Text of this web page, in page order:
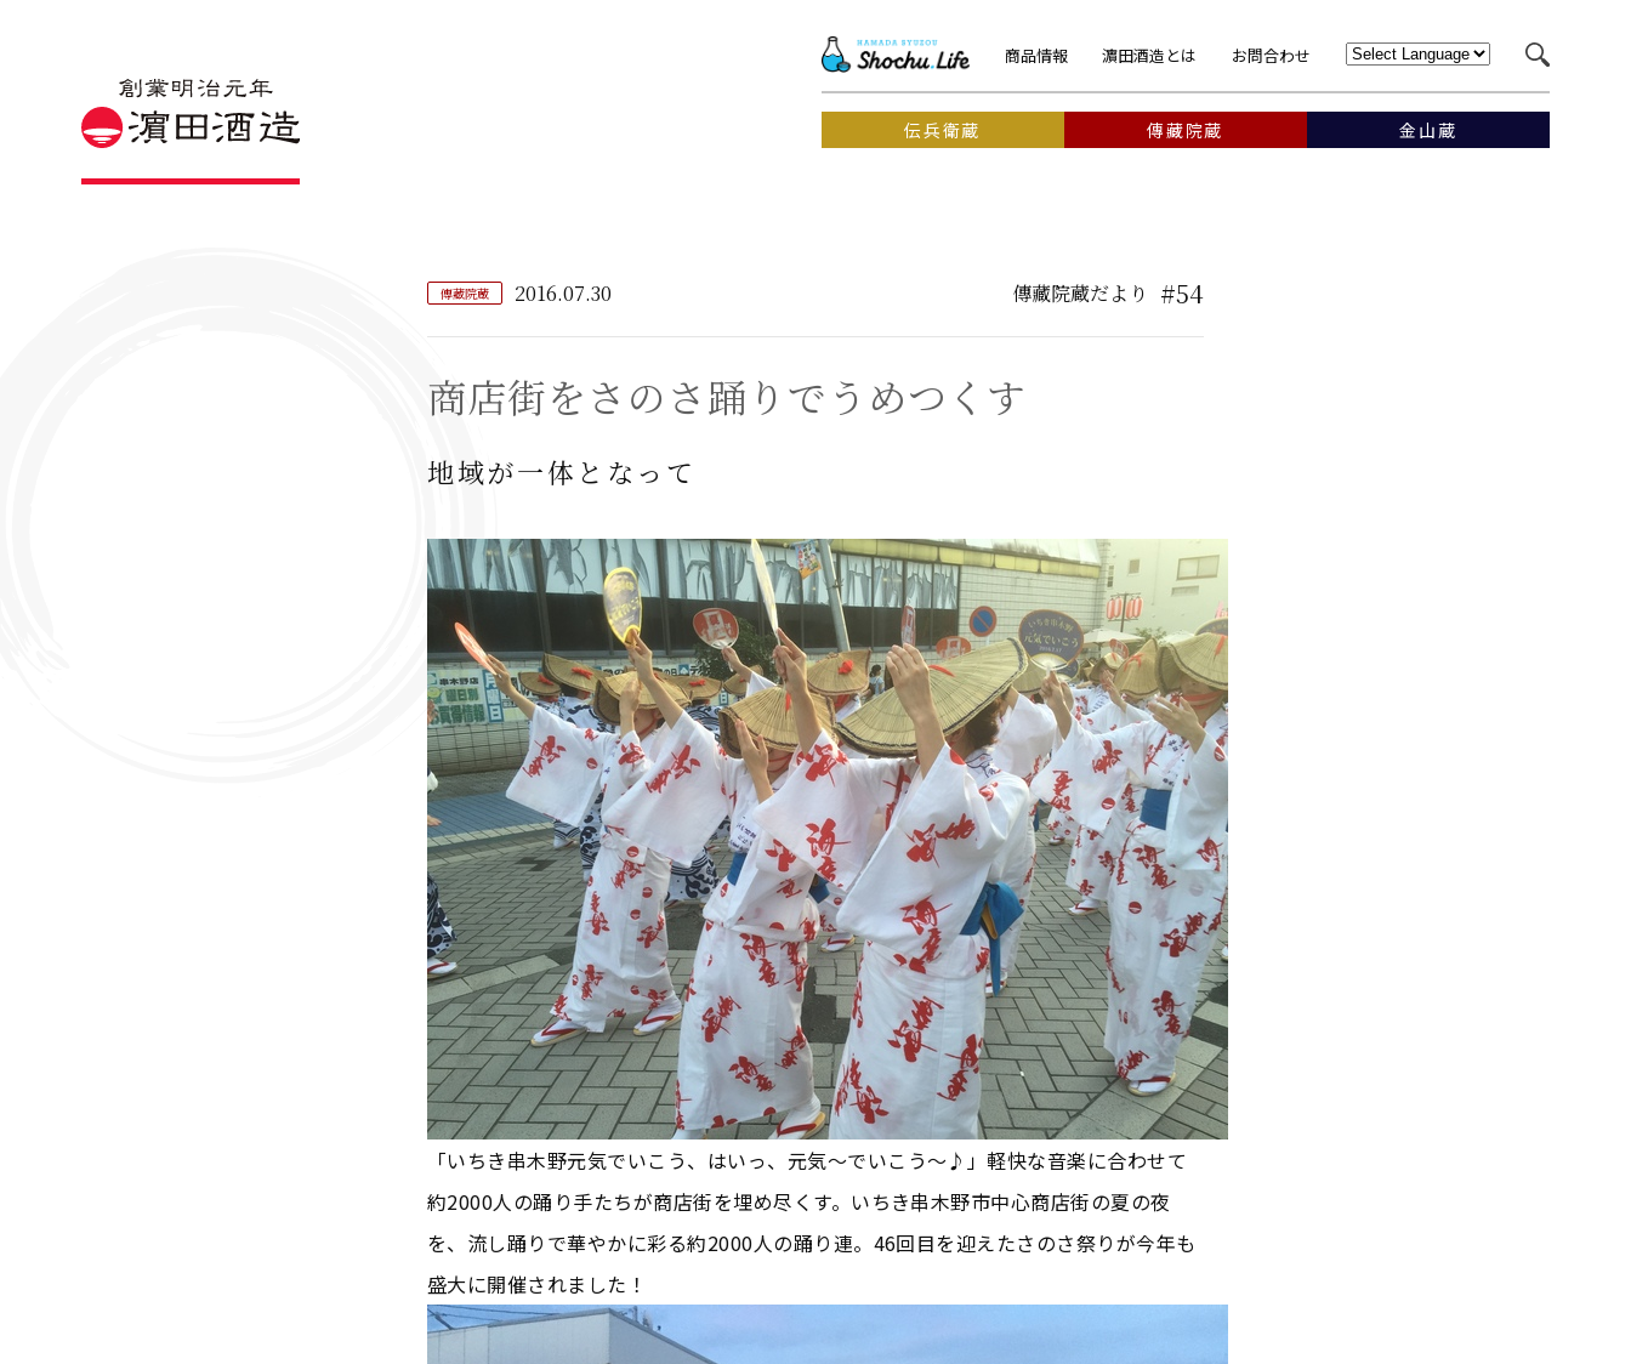
商品情報 濵田酒造とは お問合わせ
伝兵衛蔵 傳藏院蔵 金山蔵
傳藏院蔵 2016.07.30 傳藏院蔵だより #54
商店街をさのさ踊りでうめつくす
地域が一体となって
「いちき串木野元気でいこう、はいっ、元気～でいこう～♪」軽快な音楽に合わせて
約2000人の踊り手たちが商店街を埋め尽くす。いちき串木野市中心商店街の夏の夜
を、流し踊りで華やかに彩る約2000人の踊り連。46回目を迎えたさのさ祭りが今年も
盛大に開催されました！